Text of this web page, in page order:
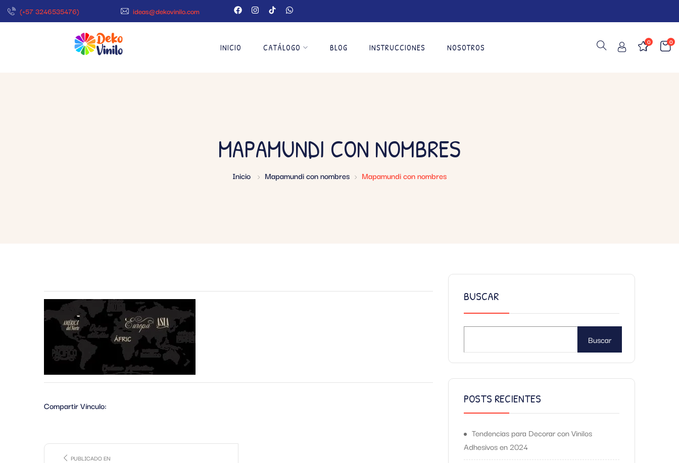
(+57 3246535476) ideas@dekovinilo.com
INICIO CATÁLOGO BLOG INSTRUCCIONES NOSOTROS
0
0
MAPAMUNDI CON NOMBRES
Inicio Mapamundi con nombres Mapamundi con nombres
Compartir Vínculo:
PUBLICADO EN
BUSCAR
Buscar
POSTS RECIENTES
Tendencias para Decorar con Vinilos
Adhesivos en 2024